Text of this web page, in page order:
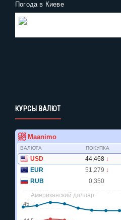
Погода в Киеве
КУРСЫ ВАЛЮТ